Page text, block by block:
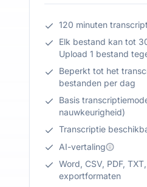
120 minuten
Elk bestand kan tot
Upload 1 bestand
Beperkt tot het
bestanden per dag
Basis
nauwkeurigheid)
Transcriptie
AI-vertaling
Word, CSV, PDF,
exportformaten